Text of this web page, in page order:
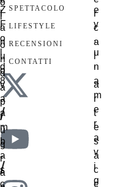
SPETTACOLO
LIFESTYLE
RECENSIONI
CONTATTI
/
/